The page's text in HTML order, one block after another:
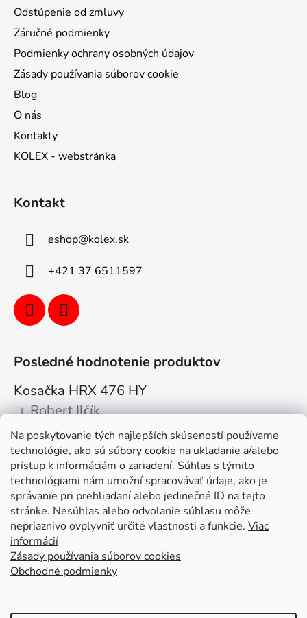
Na poskytovanie tých najlepších skúseností používame
technológie, ako sú súbory cookie na ukladanie a/alebo
prístup k informáciám o zariadení. Súhlas s týmito
technológiami nám umožní spracovávať údaje, ako je
správanie pri prehliadaní alebo jedinečné ID na tejto
stránke. Nesúhlas alebo odvolanie súhlasu môže
nepriaznivo ovplyvniť určité vlastnosti a funkcie. Viac
informácií
Zásady používania súborov cookies
Obchodné podmienky
Odstúpenie od zmluvy
Záručné podmienky
Podmienky ochrany osobných údajov
Zásady používania súborov cookie
Blog
O nás
Kontakty
KOLEX - webstránka
Kontakt
eshop@kolex.sk
+421 37 6511597
Posledné hodnotenie produktov
Kosačka HRX 476 HY
Hodnotenie produktu je 5 z 5 hviezdičiek.
| Robert Ilčík
Super. Odporúčam
Facebook
Kolex, s.r.o. - webstránka
Honda Linked In Youtube KOLEX